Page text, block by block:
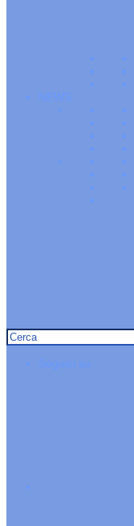
NEWS
Seguici su